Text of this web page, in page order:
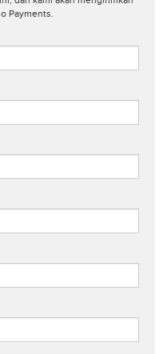
Payments.